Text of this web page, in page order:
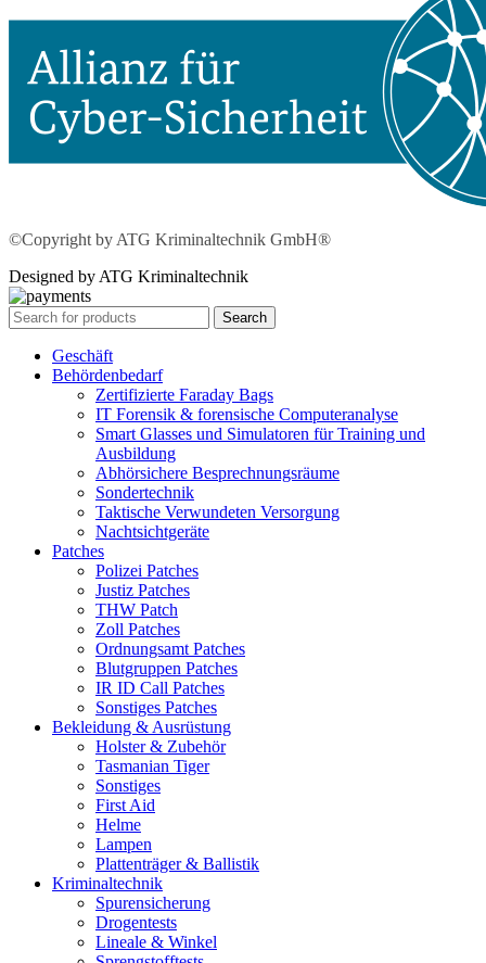
©Copyright by ATG Kriminaltechnik GmbH®
Designed by ATG Kriminaltechnik
Search
Geschäft
Behördenbedarf
Zertifizierte Faraday Bags
IT Forensik & forensische Computeranalyse
Smart Glasses und Simulatoren für Training und
Ausbildung
Abhörsichere Besprechnungsräume
Sondertechnik
Taktische Verwundeten Versorgung
Nachtsichtgeräte
Patches
Polizei Patches
Justiz Patches
THW Patch
Zoll Patches
Ordnungsamt Patches
Blutgruppen Patches
IR ID Call Patches
Sonstiges Patches
Bekleidung & Ausrüstung
Holster & Zubehör
Tasmanian Tiger
Sonstiges
First Aid
Helme
Lampen
Plattenträger & Ballistik
Kriminaltechnik
Spurensicherung
Drogentests
Lineale & Winkel